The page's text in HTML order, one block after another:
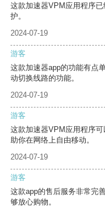
这款加速器VPM应用程序
护。
2024-07-19
游客
这款加速器app的功能有点
动切换线路的功能。
2024-07-19
游客
这款加速器VPM应用程序
助你在网络上自由移动。
2024-07-19
游客
这款app的售后服务非常完
够放心购物。